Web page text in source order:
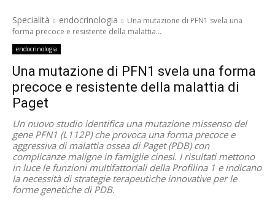
Specialità endocrinologia
Una mutazione di PFN1 svela una
forma precoce e resistente della malattia...
endocrinologia
Una mutazione di PFN1 svela una forma
precoce e resistente della malattia di
Paget
Un nuovo studio identifica una mutazione missenso del
gene PFN1 (L112P) che provoca una forma precoce e
aggressiva di malattia ossea di Paget (PDB) con
complicanze maligne in famiglie cinesi. I risultati mettono
in luce le funzioni multifattoriali della Profilina 1 e indicano
la necessità di strategie terapeutiche innovative per le
forme genetiche di PDB.